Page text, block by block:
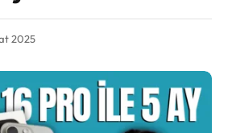
2025